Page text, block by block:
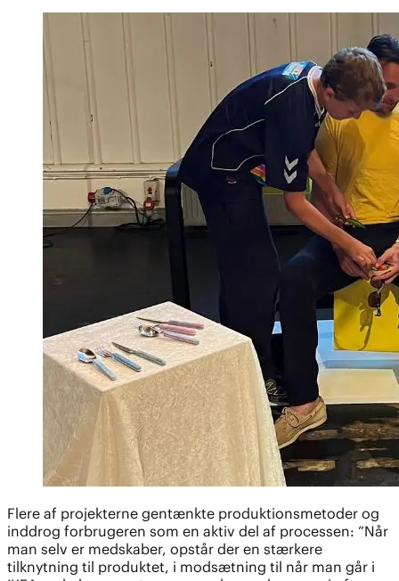
Flere af projekterne gentænkte produktionsmetoder og
inddrog forbrugeren som en aktiv del af processen: ”Når
man selv er medskaber, opstår der en stærkere
tilknytning til produktet, i modsætning til når man går i